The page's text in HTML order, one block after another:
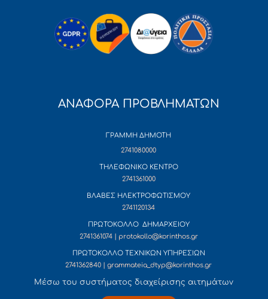
ΑΝΑΦΟΡΑ ΠΡΟΒΛΗΜΑΤΩΝ
ΓΡΑΜΜΗ ΔΗΜΟΤΗ
2741080000
ΤΗΛΕΦΩΝΙΚΟ ΚΕΝΤΡΟ
2741361000
ΒΛΑΒΕΣ ΗΛΕΚΤΡΟΦΩΤΙΣΜΟΥ
2741120134
ΠΡΩΤΟΚΟΛΛΟ ΔΗΜΑΡΧΕΙΟΥ
2741361074 | protokollo@korinthos.gr
ΠΡΩΤΟΚΟΛΛΟ ΤΕΧΝΙΚΩΝ ΥΠΗΡΕΣΙΩΝ
2741362840 | grammateia_dtyp@korinthos.gr
Mέσω του συστήματος διαχείρισης αιτημάτων